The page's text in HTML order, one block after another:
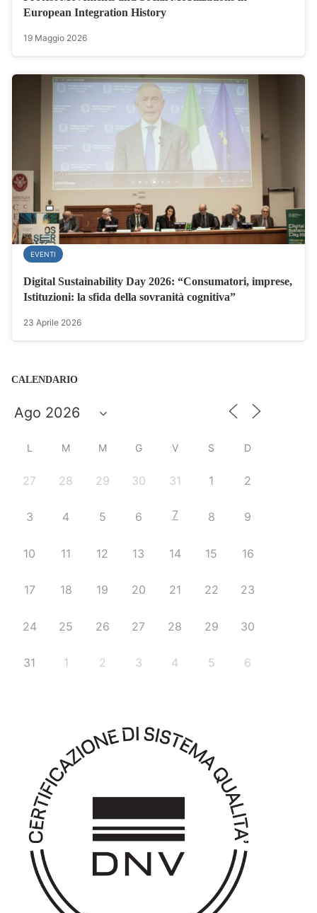
European Integration History
19 Maggio 2026
EVENTI
Digital Sustainability Day 2026: “Consumatori, imprese,
Istituzioni: la sfida della sovranità cognitiva”
23 Aprile 2026
CALENDARIO
L M M G V S D
27 28 29 30 31 1 2
3 4 5 6 7 8 9
10 11 12 13 14 15 16
17 18 19 20 21 22 23
24 25 26 27 28 29 30
31 1 2 3 4 5 6